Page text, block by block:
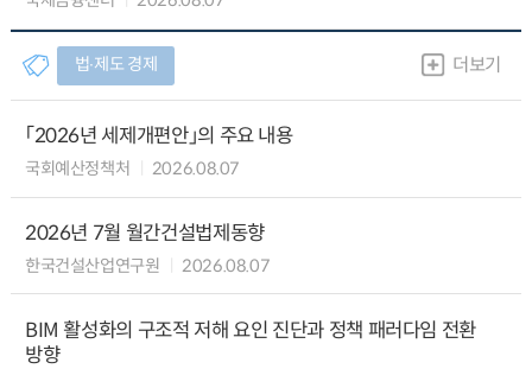
법∙제도 경제 더보기
「2026년 세제개편안」의 주요 내용
국회예산정책처 2026.08.07
2026년 7월 월간건설법제동향
한국건설산업연구원 2026.08.07
BIM 활성화의 구조적 저해 요인 진단과 정책 패러다임 전환
방향